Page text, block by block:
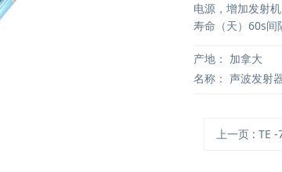
电源，增加发射
寿命（天）60s
产地： 加拿大
名称： 声波发射
上一页 : TE -7592 -